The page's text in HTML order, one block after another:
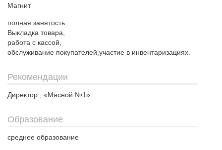
Магнит
полная занятость
Выкладка товара,
работа с кассой,
обслуживание покупателей,участие в инвентаризациях.
Рекомендации
Директор , «Мясной №1»
Образование
среднее образование